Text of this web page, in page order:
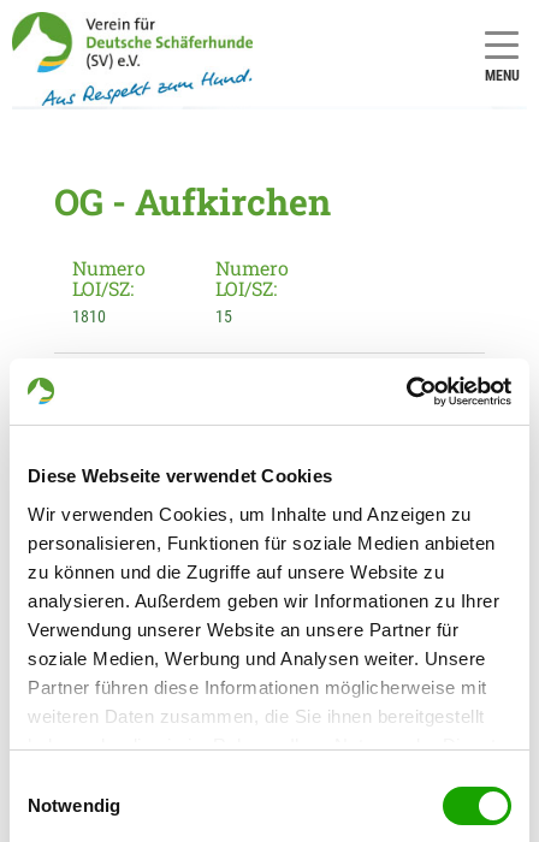
Diese Webseite verwendet Cookies
Wir verwenden Cookies, um Inhalte und Anzeigen zu
personalisieren, Funktionen für soziale Medien anbieten
zu können und die Zugriffe auf unsere Website zu
analysieren. Außerdem geben wir Informationen zu Ihrer
Verwendung unserer Website an unsere Partner für
soziale Medien, Werbung und Analysen weiter. Unsere
Partner führen diese Informationen möglicherweise mit
weiteren Daten zusammen, die Sie ihnen bereitgestellt
haben oder die sie im Rahmen Ihrer Nutzung der Dienste
Cookies, wenn Sie unsere Webseite weiterhin nutzen.
Notwendig
MENU
OG - Aufkirchen
Numero
LOI/SZ:
1810
Numero
LOI/SZ:
15
Aufkirchen
Thomas Speil
Eichenstr. 8 b
86495 Eurasburg
Übungsplatz:
Maisacherstr. 83
82281 Aufkirchen
Handy:
0172 6484110
e.speil@web.de